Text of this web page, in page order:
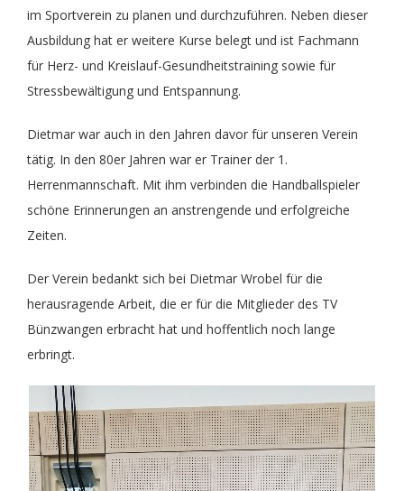
im Sportverein zu planen und durchzuführen. Neben dieser
Ausbildung hat er weitere Kurse belegt und ist Fachmann
für Herz- und Kreislauf-Gesundheitstraining sowie für
Stressbewältigung und Entspannung.
Dietmar war auch in den Jahren davor für unseren Verein
tätig. In den 80er Jahren war er Trainer der 1.
Herrenmannschaft. Mit ihm verbinden die Handballspieler
schöne Erinnerungen an anstrengende und erfolgreiche
Zeiten.
Der Verein bedankt sich bei Dietmar Wrobel für die
herausragende Arbeit, die er für die Mitglieder des TV
Bünzwangen erbracht hat und hoffentlich noch lange
erbringt.